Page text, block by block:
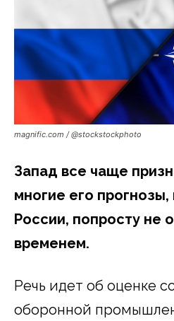
magnific.com / @stockstockphoto
Запад все чаще
многие его
России, попросту не
временем.
Речь идет об оценке
оборонной